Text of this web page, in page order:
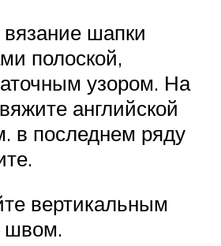
шапки
полоской,
узором. На
английской
в последнем ряду
вертикальным
швом.